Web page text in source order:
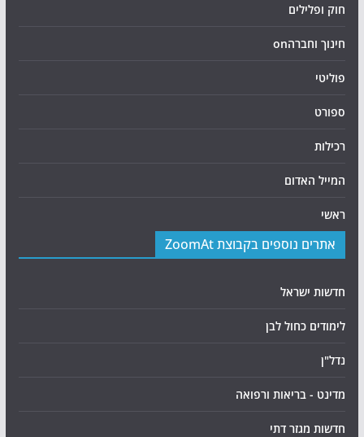
חוק ופלילים
חינוך וחברהon
פוליטי
ספורט
רכילות
המייל האדום
ראשי
אתרים נוספים בקבוצת ZoomAt
חדשות ישראל
לימודים כחול לבן
נדל"ן
מדינט - בריאות ורפואה
חדשות מגזר דתי